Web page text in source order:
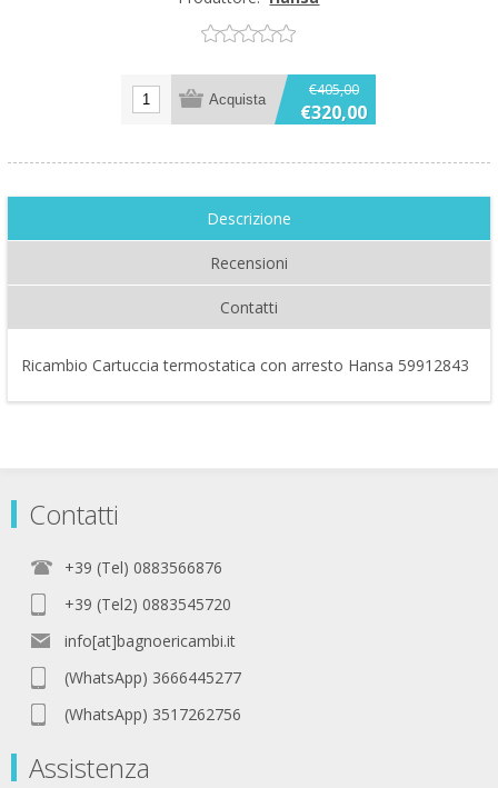
€405,00
€320,00
Descrizione
Recensioni
Contatti
Ricambio Cartuccia termostatica con arresto Hansa 59912843
Contatti
+39 (Tel) 0883566876
+39 (Tel2) 0883545720
info[at]bagnoericambi.it
(WhatsApp) 3666445277
(WhatsApp) 3517262756
Assistenza